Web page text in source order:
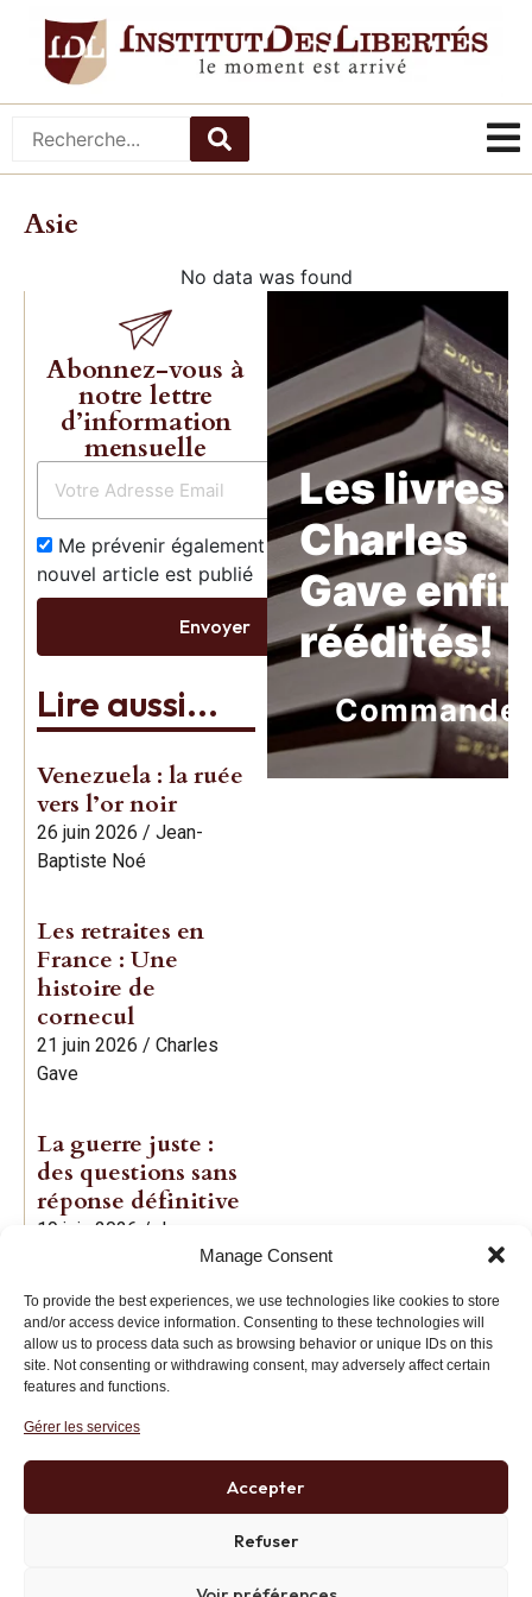
Manage Consent
To provide the best experiences, we use technologies like cookies to store
and/or access device information. Consenting to these technologies will
allow us to process data such as browsing behavior or unique IDs on this
site. Not consenting or withdrawing consent, may adversely affect certain
features and functions.
Gérer les services
Accepter
Refuser
Asie
No data was found
Abonnez-vous à
notre lettre
d’information
mensuelle
Me prévenir également dès qu’un
nouvel article est publié
Envoyer
Lire aussi...
Venezuela : la ruée
vers l’or noir
26 juin 2026 / Jean-
Baptiste Noé
Les retraites en
France : Une
histoire de
cornecul
21 juin 2026 / Charles
Gave
La guerre juste :
des questions sans
réponse définitive
19 juin 2026 / Jean-
Les livres
Charles
Gave enfin
réédités!
Institut des Libertés
+33 (0)1 71 20 45 39